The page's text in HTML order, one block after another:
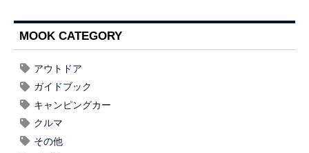
MOOK CATEGORY
アウトドア
ガイドブック
キャンピングカー
クルマ
その他